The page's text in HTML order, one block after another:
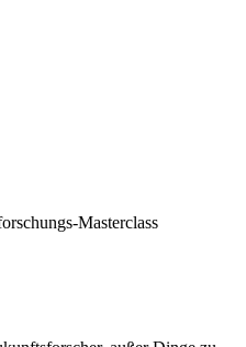
Masterclass